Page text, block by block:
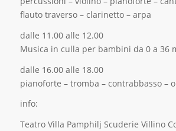
flauto traverso – clarinetto – arpa
dalle 11.00 alle 12.00
Musica in culla per bambini da 0 a 36
dalle 16.00 alle 18.00
pianoforte – tromba – contrabbasso –
info:
Teatro Villa Pamphilj Scuderie Villino